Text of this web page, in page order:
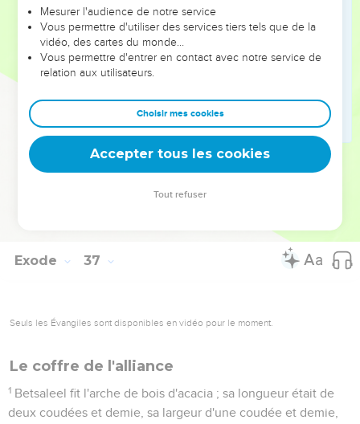
retors ; on le fit artistement travaillé, et l'on y représenta des
chérubins.
On fit pour lui quatre colonnes d'acacia, et on les couvrit
d'or ; elles avaient des crochets d'or, et l'on fondit pour elles
quatre bases d'argent.
On fit pour l'entrée de la tente un rideau de fil bleu,
pourpre et cramoisi, et de fin lin retors ; c'était un ouvrage de
broderie.
On fit ses cinq colonnes et leurs crochets, et l'on couvrit
Exode 37
Seuls les Évangiles sont disponibles en vidéo pour le moment.
Le coffre de l'alliance
1 Betsaleel fit l'arche de bois d'acacia ; sa longueur était de
deux coudées et demie, sa largeur d'une coudée et demie,
Mesurer l'audience de notre service
Vous permettre d'utiliser des services tiers tels que de la
vidéo, des cartes du monde…
Vous permettre d'entrer en contact avec notre service de
relation aux utilisateurs.
Choisir mes cookies
Accepter tous les cookies
Tout refuser